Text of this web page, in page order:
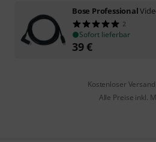
Bose Professional
2
Sofort lieferbar
39€
Kostenloser
Alle Preise inkl.